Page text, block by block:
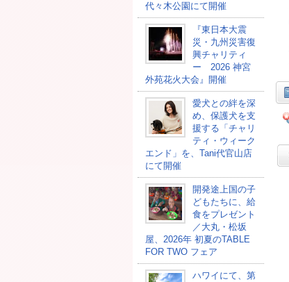
代々木公園にて開催
『東日本大震
災・九州災害復
興チャリティ
ー 2026 神宮
外苑花火大会』開催
愛犬との絆を深
め、保護犬を支
援する「チャリ
ティ・ウィーク
エンド」を、Tani代官山店
にて開催
開発途上国の⼦
どもたちに、給
⾷をプレゼント
／大丸・松坂
屋、2026年 初夏のTABLE
FOR TWO フェア
ハワイにて、第